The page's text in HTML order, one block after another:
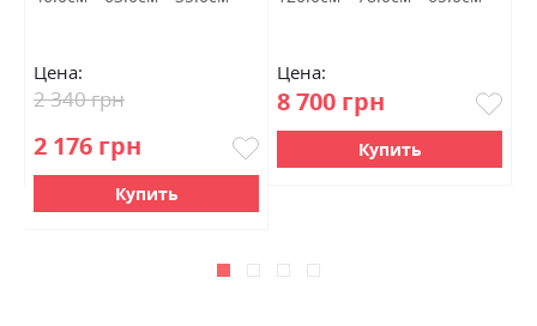
Цена:
2 176 грн
2 340 грн
Купить
Цена:
8 700 грн
Купить